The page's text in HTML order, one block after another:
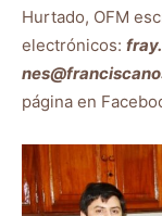
Hurtado, OFM
electrónicos:
página en